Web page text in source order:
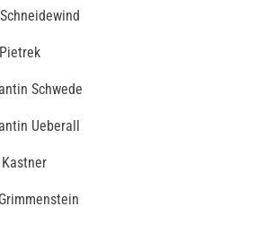
Schwede
Ueberall